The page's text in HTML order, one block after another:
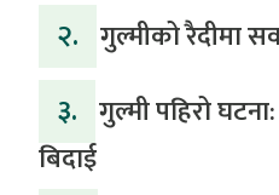
२. गुल्मीको रैदीमा
३. गुल्मी पहिरो
बिदाई